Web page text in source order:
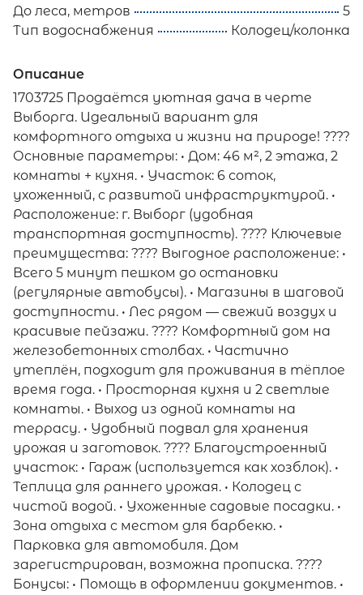
До леса, метров
5
Тип водоснабжения
Колодец/колонка
Описание
1703725 Продаётся уютная дача в черте
Выборга. Идеальный вариант для
комфортного отдыха и жизни на природе! ????
Основные параметры: • Дом: 46 м², 2 этажа, 2
комнаты + кухня. • Участок: 6 соток,
ухоженный, с развитой инфраструктурой. •
Расположение: г. Выборг (удобная
транспортная доступность). ???? Ключевые
преимущества: ???? Выгодное расположение: •
Всего 5 минут пешком до остановки
(регулярные автобусы). • Магазины в шаговой
доступности. • Лес рядом — свежий воздух и
красивые пейзажи. ???? Комфортный дом на
железобетонных столбах. • Частично
утеплён, подходит для проживания в тёплое
время года. • Просторная кухня и 2 светлые
комнаты. • Выход из одной комнаты на
террасу. • Удобный подвал для хранения
урожая и заготовок. ???? Благоустроенный
участок: • Гараж (используется как хозблок). •
Теплица для раннего урожая. • Колодец с
чистой водой. • Ухоженные садовые посадки. •
Зона отдыха с местом для барбекю. •
Парковка для автомобиля. Дом
зарегистрирован, возможна прописка. ????
Бонусы: • Помощь в оформлении документов. •